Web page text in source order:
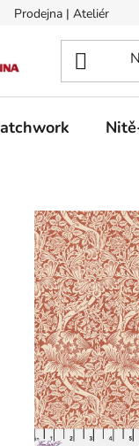
Prodejna | Ateliér